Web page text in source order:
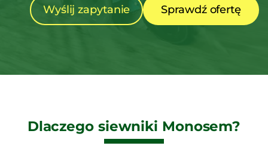
Wyślij zapytanie Sprawdź ofertę
Dlaczego siewniki Monosem?